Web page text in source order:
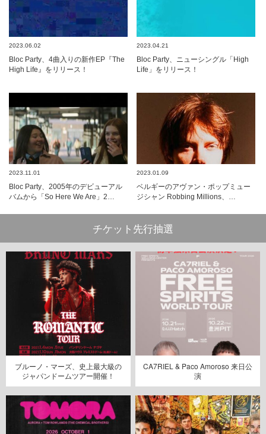
2023.06.02
Bloc Party、4曲入りの新作EP『The
High Life』をリリース！
2023.04.21
Bloc Party、ニューシングル「High
Life」をリリース！
2023.11.01
Bloc Party、2005年のデビューアル
バムから「So Here We Are」2…
2023.01.09
ベルギーのアヴァン・ポップミュー
ジシャン Robbing Millions、…
チケット先行抽選
ブルーノ・マーズ、史上最大級の
ジャパンドームツアー開催！
CA7RIEL & Paco Amoroso 来日公
演